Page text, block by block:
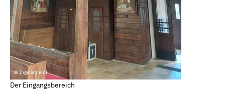
© Inge Scheidl
Der Eingangsbereich